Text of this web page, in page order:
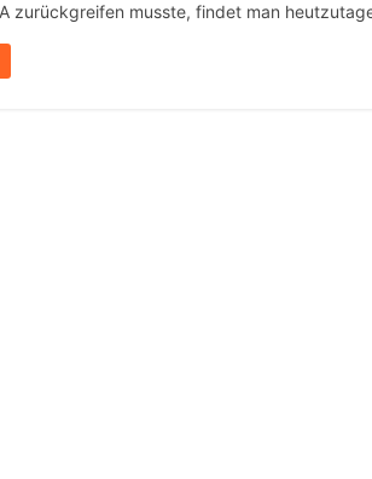
zurückgreifen musste, findet man